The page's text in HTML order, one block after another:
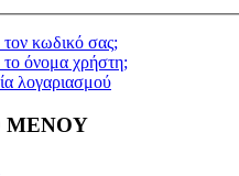
κωδικό σας;
όνομα χρήστη;
λογαριασμού
ΜΕΝΟΥ